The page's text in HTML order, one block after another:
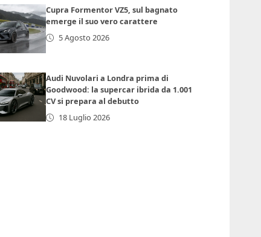
Cupra Formentor VZ5, sul bagnato
emerge il suo vero carattere
5 Agosto 2026
Audi Nuvolari a Londra prima di
Goodwood: la supercar ibrida da 1.001
CV si prepara al debutto
18 Luglio 2026